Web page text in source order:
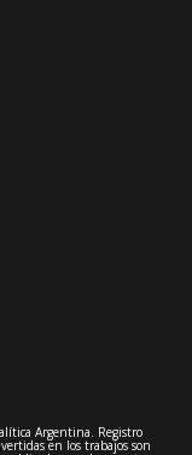
Argentina. Registro
en los trabajos son